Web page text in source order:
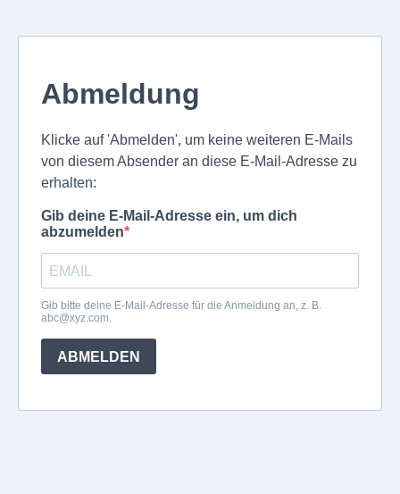
Abmeldung
Klicke auf 'Abmelden', um keine weiteren E-Mails
von diesem Absender an diese E-Mail-Adresse zu
erhalten:
Gib deine E-Mail-Adresse ein, um dich
abzumelden
Gib bitte deine E-Mail-Adresse für die Anmeldung an, z. B.
abc@xyz.com.
ABMELDEN